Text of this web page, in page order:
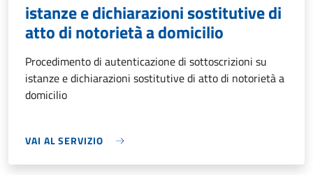
istanze e dichiarazioni sostitutive di
atto di notorietà a domicilio
Procedimento di autenticazione di sottoscrizioni su
istanze e dichiarazioni sostitutive di atto di notorietà a
domicilio
VAI AL SERVIZIO